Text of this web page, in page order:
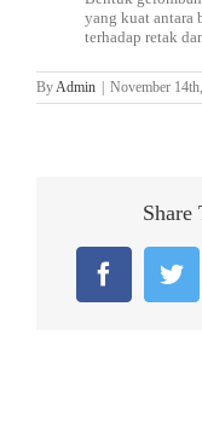
yang kuat antara
terhadap retak
ByAdmin November
Share
Facebook